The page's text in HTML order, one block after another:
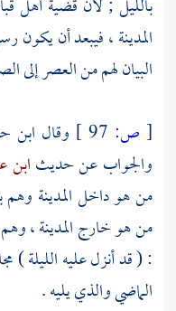
بالليل ; لأن قضيةأهل
المدينة ،فيبعد أن يكون
البيان لهم من العصر إلى
[ ص: وقال ابن
والجواب عن حديثابن
من هو داخلالمدينة وهم
من هو خارجالمدينة، وهم
: ( قد أنزل عليه الليلة )
الماضي والذي يليه .